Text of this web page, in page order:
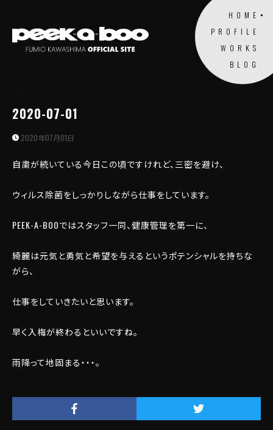
HOME
PROFILE
WORKS
BLOG
2020-07-01
2020年07月01日
自粛が続いている今日この頃ですけれど、三密を避け、
ウィルス除菌をしっかりしながら仕事をしています。
PEEK-A-BOOではスタッフ一同、健康管理を第一に、
綺麗は元気と勇気と希望を与えるというポテンシャルを持ちな
がら、
仕事をしていきたいと思います。
早く入梅が終わるといいですね。
雨降って地固まる・・・。